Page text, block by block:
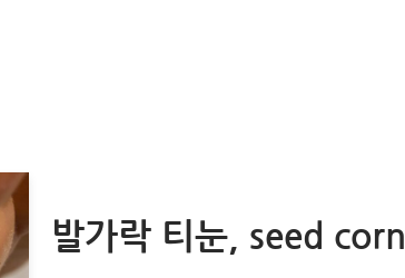
발가락 티눈, seed corn